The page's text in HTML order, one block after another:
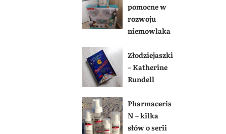
pomocne w
rozwoju
niemowlaka
Złodziejaszki
– Katherine
Rundell
Pharmaceris
N – kilka
słów o serii